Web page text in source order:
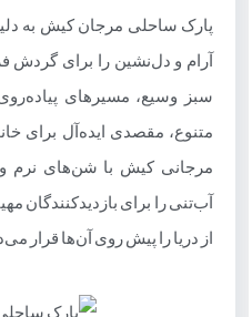
پارک ساحلی مرجان کیش به
آرام و دل‌نشین را برای گردش
سبز وسیع، مسیرهای
متنوع، مقصدی ایده‌آل برای
مرجانی کیش با شن‌های نرم
آب‌تنی را برای بازدیدکنندگان
از دریا را پیش روی آن‌ها قرار